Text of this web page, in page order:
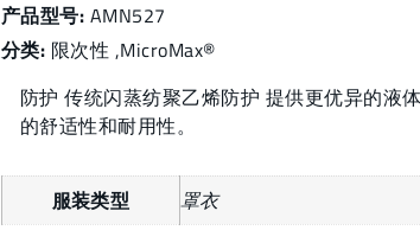
产品型号: AMN527
分类: 限次性 ,MicroMax®
防护 传统闪蒸纺聚乙烯防护 提供更优异的液
的舒适性和耐用性。
服装类型 罩衣